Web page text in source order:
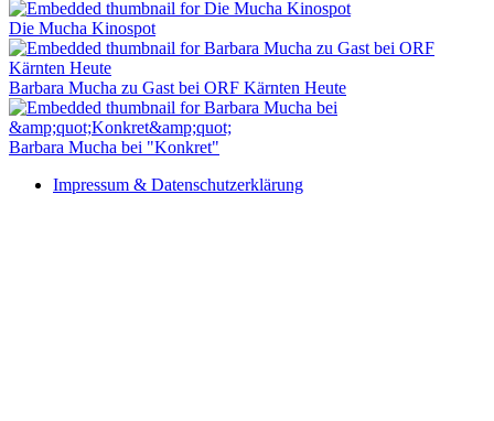
Die Mucha Kinospot
Barbara Mucha zu Gast bei ORF Kärnten Heute
Barbara Mucha bei "Konkret"
Impressum & Datenschutzerklärung